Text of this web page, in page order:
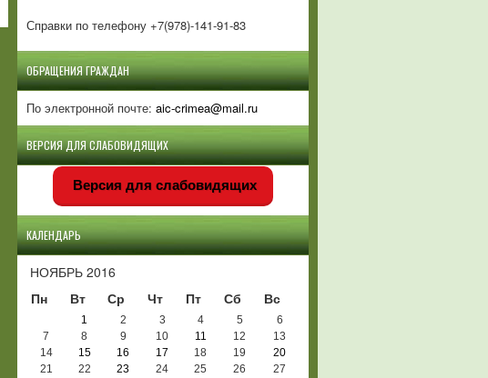
Справки по телефону +7(978)-141-91-83
ОБРАЩЕНИЯ ГРАЖДАН
По электронной почте: aic-crimea@mail.ru
ВЕРСИЯ ДЛЯ СЛАБОВИДЯЩИХ
Версия для слабовидящих
КАЛЕНДАРЬ
НОЯБРЬ 2016
Пн
Вт Ср Чт Пт Сб Вс
1 2 3 4 5
6
7
8 9 10 11 12
13
14
15 16 17 18 19
20
21
22 23 24 25 26
27